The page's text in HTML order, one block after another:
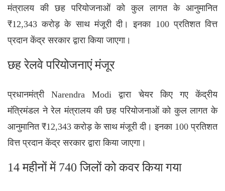
मंत्रालय की छह परियोजनाओं को कुल लागत के आनुमानित
₹12,343 करोड़ के साथ मंजूरी दी। इनका 100 प्रतिशत वित्त
प्रदान केंद्र सरकार द्वारा किया जाएगा।
छह रेलवे परियोजनाएं मंजूर
प्रधानमंत्री Narendra Modi द्वारा चेयर किए गए केंद्रीय
मंत्रिमंडल ने रेल मंत्रालय की छह परियोजनाओं को कुल लागत के
आनुमानित ₹12,343 करोड़ के साथ मंजूरी दी। इनका 100 प्रतिशत
वित्त प्रदान केंद्र सरकार द्वारा किया जाएगा।
14 महीनों में 740 जिलों को कवर किया गया